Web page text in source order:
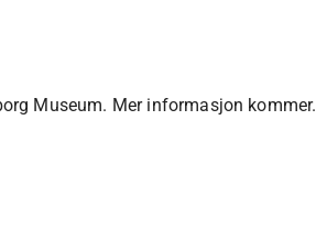
Museum. Mer informasjon kommer.